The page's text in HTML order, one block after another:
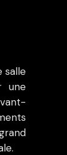
salle
une